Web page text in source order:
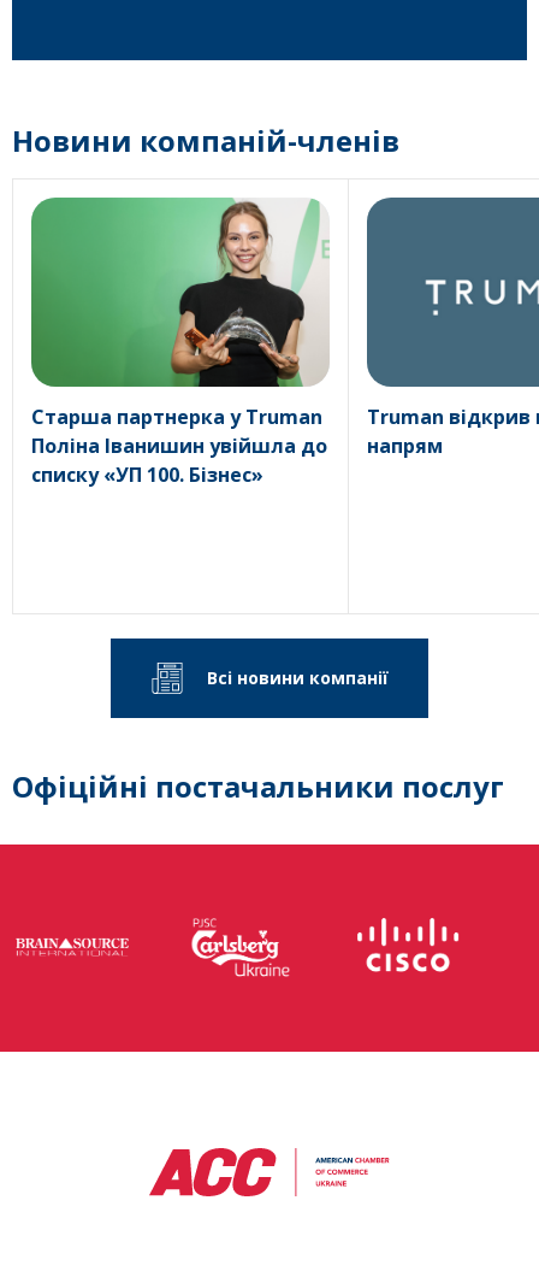
Новини компаній-членів
Старша партнерка у Truman
Поліна Іванишин увійшла до
списку «УП 100. Бізнес»
Truman
напрям
Всі новини компанії
Офіційні постачальники послуг